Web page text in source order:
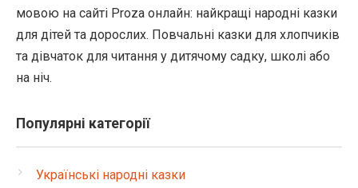
мовою на сайті Proza онлайн: найкращі народні казки
для дітей та дорослих. Повчальні казки для хлопчиків
та дівчаток для читання у дитячому садку, школі або
на ніч.
Популярні категорії
Українські народні казки